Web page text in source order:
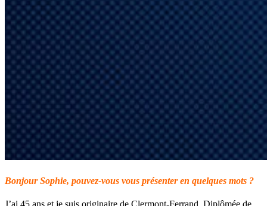
Bonjour Sophie, pouvez-vous vous présenter en quelques mots ?
J’ai 45 ans et je suis originaire de Clermont-Ferrand. Diplômée de